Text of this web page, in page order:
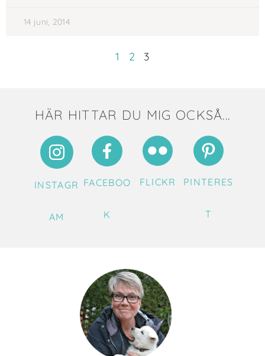
14 juni, 2014
1 2 3
HÄR HITTAR DU MIG OCKSÅ...
INSTAGR
AM
FACEBOO
K
FLICKR PINTERES
T